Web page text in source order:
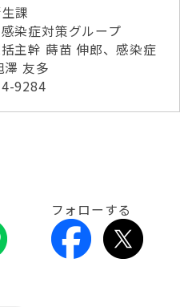
課
染症対策グループ
主幹 蒔苗 伸郎、感染症
澤 友多
9284
フォローする